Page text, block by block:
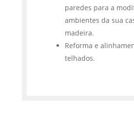
paredes para a
ambientes da sua
madeira.
Reforma e
telhados.